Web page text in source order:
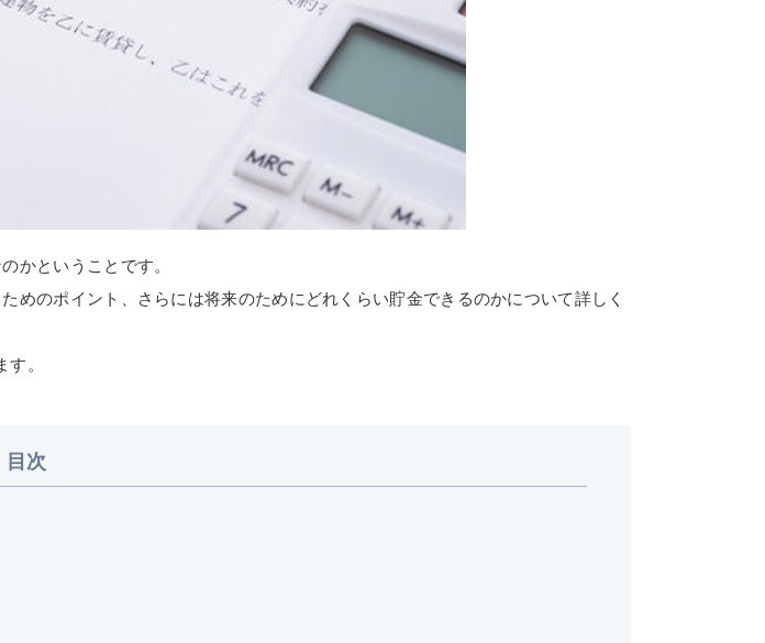
かということです。
めのポイント、さらには将来のためにどれくらい貯金できるのかについて詳しく
。
目次